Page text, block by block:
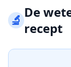
🔬De
recept